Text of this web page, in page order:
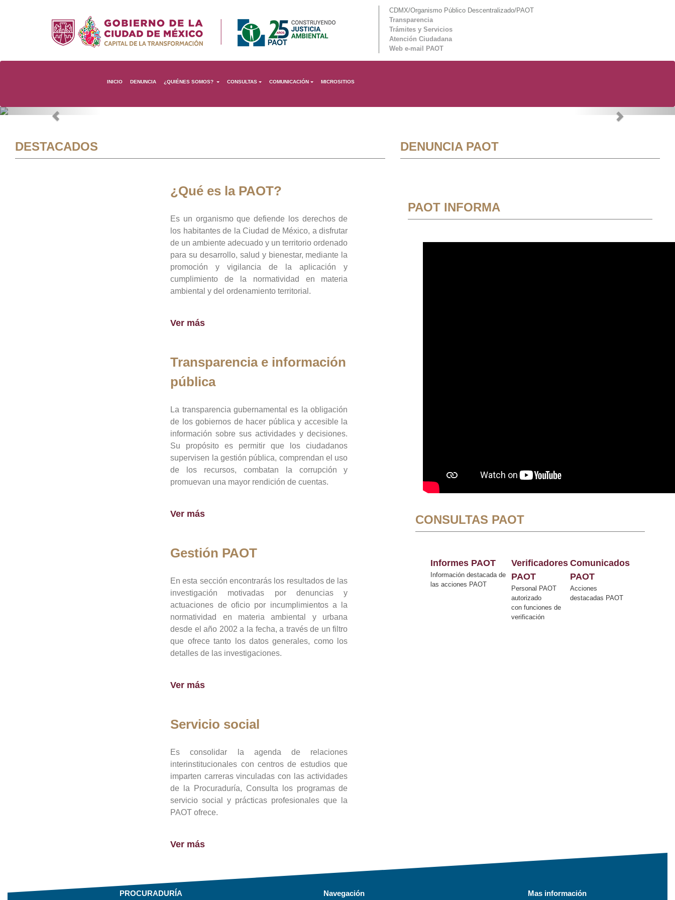
CDMX/Organismo Público Descentralizado/PAOT
Transparencia
Trámites y Servicios
Atención Ciudadana
Web e-mail PAOT
INICIO DENUNCIA ¿QUIÉNES SOMOS? CONSULTAS COMUNICACIÓN MICROSITIOS
Previous Next
DESTACADOS
¿Qué es la PAOT?
Es un organismo que defiende los derechos de
los habitantes de la Ciudad de México, a disfrutar
de un ambiente adecuado y un territorio ordenado
para su desarrollo, salud y bienestar, mediante la
promoción y vigilancia de la aplicación y
cumplimiento de la normatividad en materia
ambiental y del ordenamiento territorial.
Ver más
Transparencia e información
pública
La transparencia gubernamental es la obligación
de los gobiernos de hacer pública y accesible la
información sobre sus actividades y decisiones.
Su propósito es permitir que los ciudadanos
supervisen la gestión pública, comprendan el uso
de los recursos, combatan la corrupción y
promuevan una mayor rendición de cuentas.
Ver más
Gestión PAOT
En esta sección encontrarás los resultados de las
investigación motivadas por denuncias y
actuaciones de oficio por incumplimientos a la
normatividad en materia ambiental y urbana
desde el año 2002 a la fecha, a través de un filtro
que ofrece tanto los datos generales, como los
detalles de las investigaciones.
Ver más
Servicio social
Es consolidar la agenda de relaciones
interinstitucionales con centros de estudios que
imparten carreras vinculadas con las actividades
de la Procuraduría, Consulta los programas de
servicio social y prácticas profesionales que la
PAOT ofrece.
Ver más
DENUNCIA PAOT
PAOT INFORMA
CONSULTAS PAOT
Informes PAOT
Información destacada de
las acciones PAOT
Verificadores
PAOT
Personal PAOT
autorizado
con funciones de
verificación
Comunicados
PAOT
Acciones
destacadas PAOT
PROCURADURÍA Navegación Mas información